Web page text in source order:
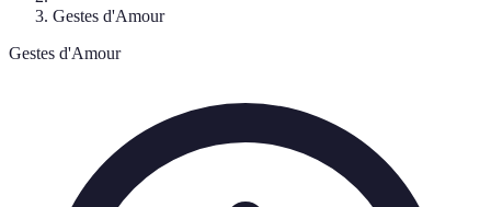
Gestes d'Amour
Gestes d'Amour